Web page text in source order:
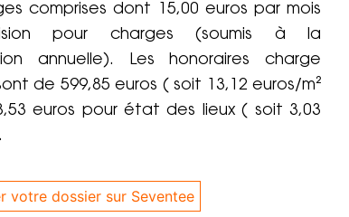
comprises dont 15,00 euros par mois
pour charges (soumis à la
annuelle). Les honoraires charge
de 599,85 euros ( soit 13,12 euros/m²
euros pour état des lieux ( soit 3,03
votre dossier sur Seventee